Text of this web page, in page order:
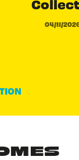
04/11/